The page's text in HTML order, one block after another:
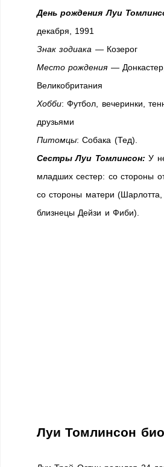
День рождения Луи
декабря, 1991
Знак зодиака — Козерог
Место рождения—
Великобритания
Хобби: Футбол, вечеринки,
друзьями
Питомцы: Собака (Тед).
Сестры Луи Томлинсон:У
младших сестер: со стороны
со стороны матери (Шарлотта,
близнецы Дейзи и Фиби).
Луи Томлинсон